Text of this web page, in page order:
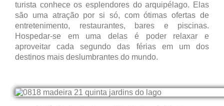
turista conhece os esplendores do arquipélago. Elas
são uma atração por si só, com ótimas ofertas de
entretenimento, restaurantes, bares e piscinas.
Hospedar-se em uma delas é poder relaxar e
aproveitar cada segundo das férias em um dos
destinos mais deslumbrantes do mundo.